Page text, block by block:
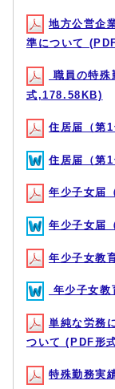
地方公営企
準について
職員の特
式,178.58KB)
住居届（第
住居届（第
年少子女届
年少子女届
年少子女教
年少子女
単純な労務
ついて (PDF形
特殊勤務実